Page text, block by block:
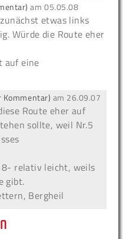
am05.05.08
etwas links
Würde die Route eher
auf eine
am 26.09.07
Route eher auf
sollte, weil Nr.5
relativ leicht, weils
gibt.
Bergheil